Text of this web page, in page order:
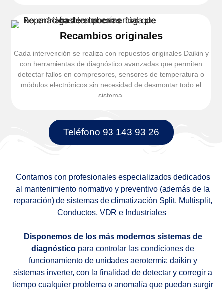
Recambios originales
Cada intervención se realiza con repuestos originales Daikin y
con herramientas de diagnóstico avanzadas que permiten
detectar fallos en compresores, sensores de temperatura o
módulos electrónicos sin necesidad de desmontar todo el
sistema.
Teléfono 93 143 93 26
Contamos con profesionales especializados dedicados
al mantenimiento normativo y preventivo (además de la
reparación) de sistemas de climatización Split, Multisplit,
Conductos, VDR e Industriales.
Disponemos de los más modernos sistemas de
diagnóstico para controlar las condiciones de
funcionamiento de unidades aerotermia daikin y
sistemas inverter, con la finalidad de detectar y corregir a
tiempo cualquier problema o anomalía que puedan surgir